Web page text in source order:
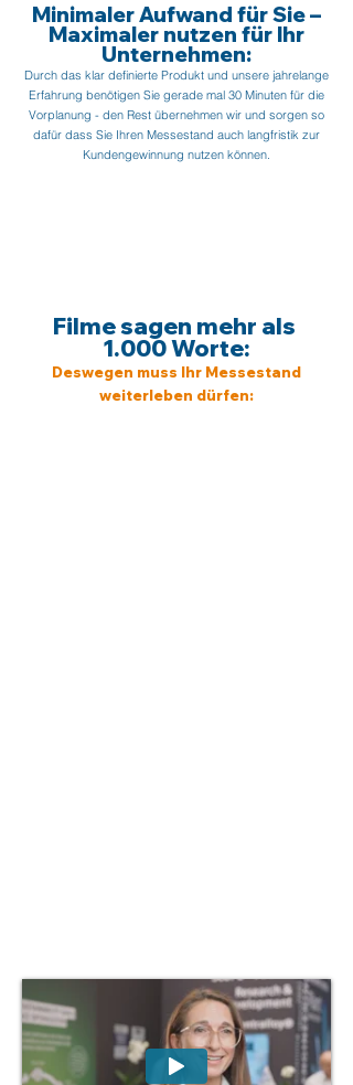
Minimaler Aufwand für Sie –
Maximaler nutzen für Ihr
Unternehmen:
Durch das klar definierte Produkt und unsere jahrelange
Erfahrung benötigen Sie gerade mal 30 Minuten für die
Vorplanung - den Rest übernehmen wir und sorgen so
dafür dass Sie Ihren Messestand auch langfristik zur
Kundengewinnung nutzen können.
Filme sagen mehr als
1.000 Worte:
Deswegen muss Ihr Messestand
weiterleben dürfen: